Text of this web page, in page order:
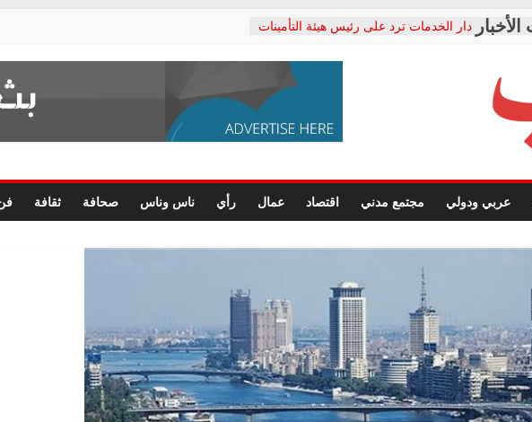
دار الخدمات ترد على رئيس هيئة التأمينات
معاناة أصحاب المعاشات.. ونطالب بكشف
فرحات سليمان يكتب: القطاع الصحي إلى
حزب التحالف الشعبي يطلق لجنة “الحق
صور .. اعتماد الرسومات النهائية للقرار
الوزاري لمدينة الصحفيين.. وانتهاء أعمال
إنشاء المبنى الإداري
قرينة البراءة وضمانات المحاكمة العادلة
حق أصيل
عربي ودولي مجتمع مدني اقتصاد عمال رأي ناس وناس صحافة ثقافة